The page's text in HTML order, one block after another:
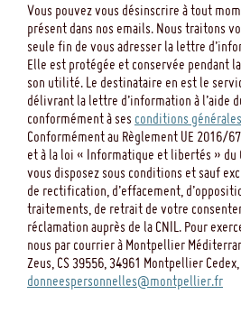
Vous pouvez vous désinscrire à tout
présent dans nos emails. Nous traitons
seule fin de vous adresser la lettre
Elle est protégée et conservée pendant
son utilité. Le destinataire en est le
délivrant la lettre d’information à l’aide
conformément à ses conditions
Conformément au Règlement UE 2016/
et à la loi « Informatique et libertés »
vous disposez sous conditions et sauf
de rectification, d’effacement,
traitements, de retrait de votre
réclamation auprès de la CNIL. Pour
nous par courrier à Montpellier
Zeus, CS 39556, 34961 Montpellier
donneespersonnelles@montpellier.fr